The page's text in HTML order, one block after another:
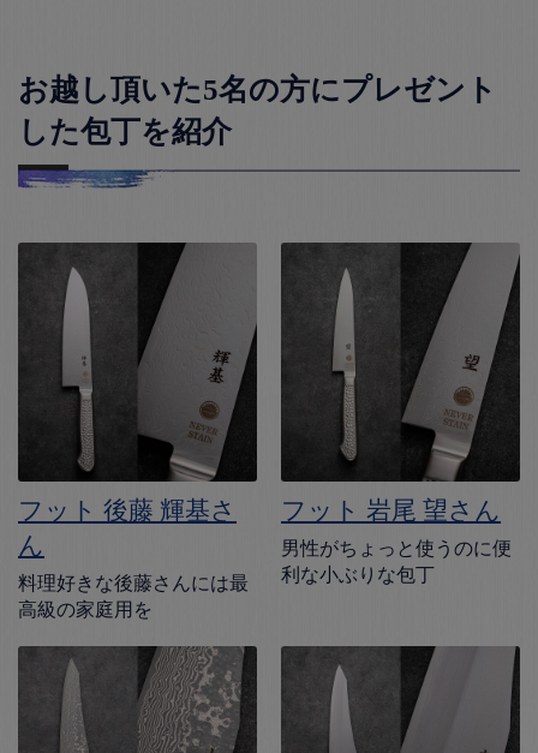
お越し頂いた5名の方にプレゼント
した包丁を紹介
フット 後藤 輝基さ
ん
料理好きな後藤さんには最
高級の家庭用を
フット 岩尾 望さん
男性がちょっと使うのに便
利な小ぶりな包丁